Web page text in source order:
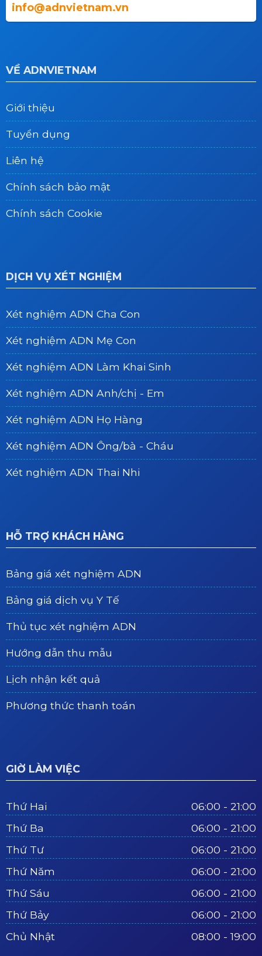
info@adnvietnam.vn
VỀ ADNVIETNAM
Giới thiệu
Tuyển dụng
Liên hệ
Chính sách bảo mật
Chính sách Cookie
DỊCH VỤ XÉT NGHIỆM
Xét nghiệm ADN Cha Con
Xét nghiệm ADN Mẹ Con
Xét nghiệm ADN Làm Khai Sinh
Xét nghiệm ADN Anh/chị - Em
Xét nghiệm ADN Họ Hàng
Xét nghiệm ADN Ông/bà - Cháu
Xét nghiệm ADN Thai Nhi
HỖ TRỢ KHÁCH HÀNG
Bảng giá xét nghiệm ADN
Bảng giá dịch vụ Y Tế
Thủ tục xét nghiệm ADN
Hướng dẫn thu mẫu
Lịch nhận kết quả
Phương thức thanh toán
GIỜ LÀM VIỆC
Thứ Hai
06:00 - 21:00
Thứ Ba
06:00 - 21:00
Thứ Tư
06:00 - 21:00
Thứ Năm
06:00 - 21:00
Thứ Sáu
06:00 - 21:00
Thứ Bảy
06:00 - 21:00
Chủ Nhật
08:00 - 19:00